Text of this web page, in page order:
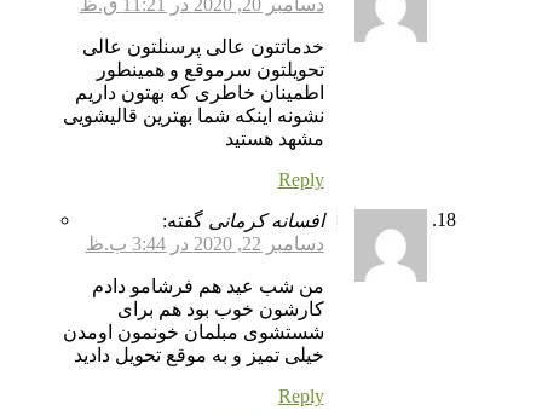
خدماتتون عالی پرسنلتون عالی
تحویلتون سرموقع و همینطور
اطمینان خاطری که بهتون داریم
نشونه اینکه شما بهترین قالیشویی
مشهد هستید
Reply
افسانه کرمانی گفته:
دسامبر 22, 2020 در 3:44 ب.ظ
من شب عید هم فرشامو دادم
کارشون خوب بود هم برای
شستشوی مبلمان خونمون اومدن
خیلی تمیز و به موقع تحویل دادید
Reply